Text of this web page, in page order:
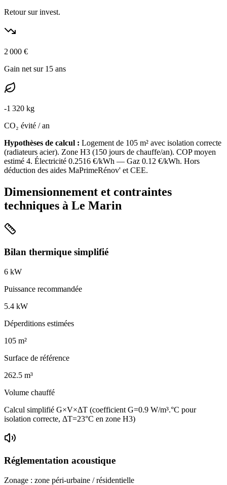
Retour sur invest.
2 000 €
Gain net sur 15 ans
-1 320 kg
CO₂ évité / an
Hypothèses de calcul : Logement de 105 m² avec isolation correcte
(radiateurs acier). Zone H3 (150 jours de chauffe/an). COP moyen
estimé 4. Électricité 0.2516 €/kWh — Gaz 0.12 €/kWh. Hors
déduction des aides MaPrimeRénov' et CEE.
Dimensionnement et contraintes
techniques à Le Marin
Bilan thermique simplifié
6 kW
Puissance recommandée
5.4 kW
Déperditions estimées
105 m²
Surface de référence
262.5 m³
Volume chauffé
Calcul simplifié G×V×ΔT (coefficient G=0.9 W/m³.°C pour
isolation correcte, ΔT=23°C en zone H3)
Réglementation acoustique
Zonage : zone péri-urbaine / résidentielle